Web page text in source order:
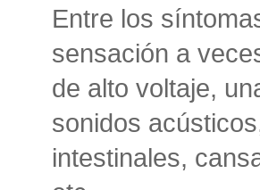
Entre los
sensación a
de alto voltaje,
sonidos
intestinales,